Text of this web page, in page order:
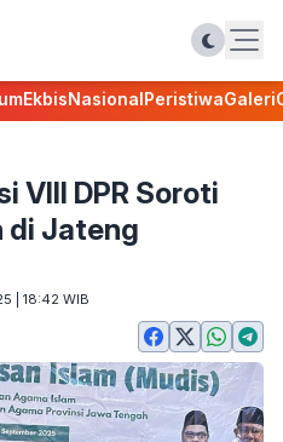
EkbisNasionalPeristiwaGaleri
VIII DPR Soroti
di Jateng
| 18:42 WIB